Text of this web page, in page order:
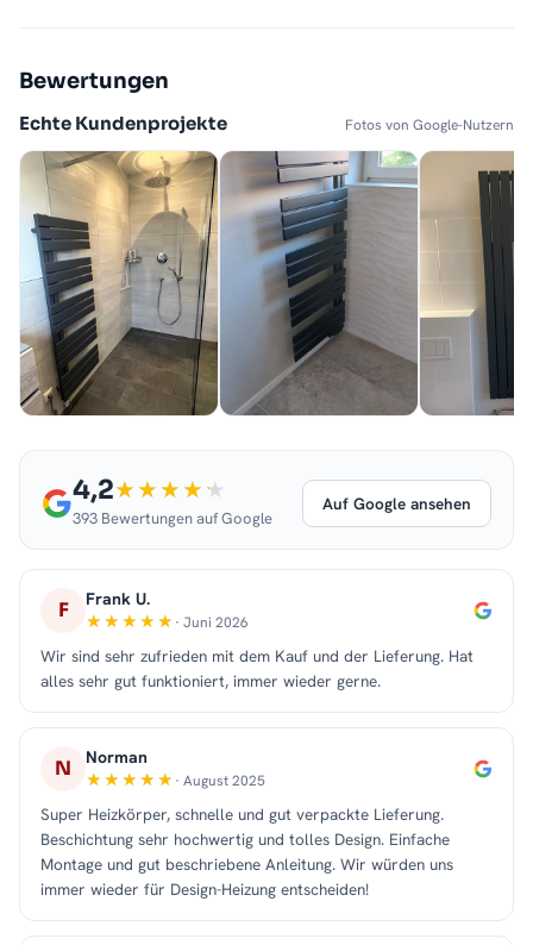
Bewertungen
Echte Kundenprojekte Fotos von Google-Nutzern
4,2
393 Bewertungen auf Google
Auf Google ansehen
F Frank U.
· Juni 2026
Wir sind sehr zufrieden mit dem Kauf und der Lieferung. Hat
alles sehr gut funktioniert, immer wieder gerne.
N Norman
· August 2025
Super Heizkörper, schnelle und gut verpackte Lieferung.
Beschichtung sehr hochwertig und tolles Design. Einfache
Montage und gut beschriebene Anleitung. Wir würden uns
immer wieder für Design-Heizung entscheiden!